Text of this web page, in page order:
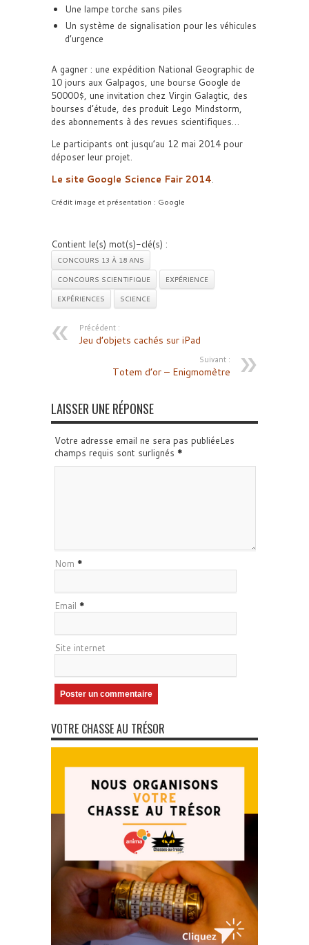
Une lampe torche sans piles
Un système de signalisation pour les véhicules
d’urgence
A gagner : une expédition National Geographic de
10 jours aux Galpagos, une bourse Google de
50000$, une invitation chez Virgin Galagtic, des
bourses d’étude, des produit Lego Mindstorm,
des abon­ne­ments à des revues scien­ti­fiques…
Le participants ont jusqu’au 12 mai 2014 pour
déposer leur projet.
Le site Google Science Fair 2014.
Crédit image et présentation : Google
Contient le(s) mot(s)-clé(s) :
CONCOURS 13 À 18 ANS
CONCOURS SCIENTIFIQUE
EXPÉRIENCE
EXPÉRIENCES
SCIENCE
Précédent :
Jeu d’objets cachés sur iPad
Suivant :
Totem d’or – Enigmomètre
LAISSER UNE RÉPONSE
Votre adresse email ne sera pas publiéeLes
champs requis sont surlignés *
Nom *
Email *
Site internet
VOTRE CHASSE AU TRÉSOR